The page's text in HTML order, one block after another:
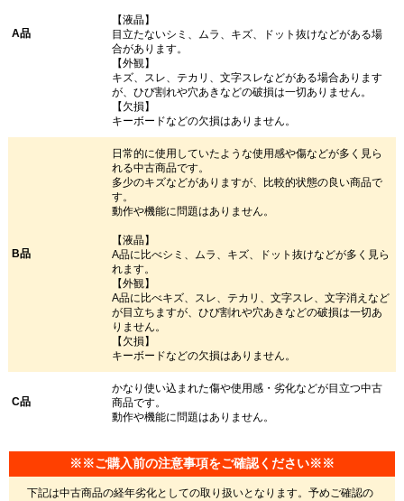
A品
【液晶】
目立たないシミ、ムラ、キズ、ドット抜けなどがある場
合があります。
【外観】
キズ、スレ、テカリ、文字スレなどがある場合あります
が、ひび割れや穴あきなどの破損は一切ありません。
【欠損】
キーボードなどの欠損はありません。
B品
日常的に使用していたような使用感や傷などが多く見ら
れる中古商品です。
多少のキズなどがありますが、比較的状態の良い商品で
す。
動作や機能に問題はありません。
【液晶】
A品に比べシミ、ムラ、キズ、ドット抜けなどが多く見ら
れます。
【外観】
A品に比べキズ、スレ、テカリ、文字スレ、文字消えなど
が目立ちますが、ひび割れや穴あきなどの破損は一切あ
りません。
【欠損】
キーボードなどの欠損はありません。
C品
かなり使い込まれた傷や使用感・劣化などが目立つ中古
商品です。
動作や機能に問題はありません。
※※ご購入前の注意事項をご確認ください※※
下記は中古商品の経年劣化としての取り扱いとなります。予めご確認の